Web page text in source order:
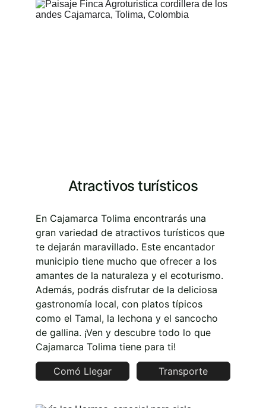
Atractivos turísticos
En Cajamarca Tolima encontrarás una
gran variedad de atractivos turísticos que
te dejarán maravillado. Este encantador
municipio tiene mucho que ofrecer a los
amantes de la naturaleza y el ecoturismo.
Además, podrás disfrutar de la deliciosa
gastronomía local, con platos típicos
como el Tamal, la lechona y el sancocho
de gallina. ¡Ven y descubre todo lo que
Cajamarca Tolima tiene para ti!
Comó Llegar Transporte